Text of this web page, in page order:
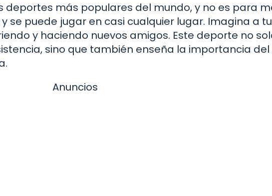
deportes más populares del mundo, y no es para
se puede jugar en casi cualquier lugar. Imagina a
y haciendo nuevos amigos. Este deporte no
sino que también enseña la importancia del
Anuncios